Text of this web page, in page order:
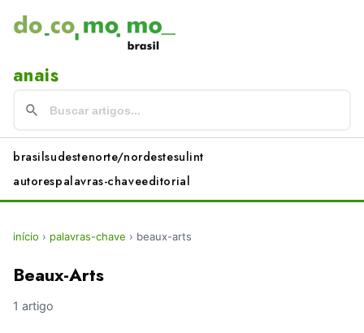
anais
brasilsudestenorte/nordestesulint
autorespalavras-chaveeditorial
início › palavras-chave › beaux-arts
Beaux-Arts
1 artigo